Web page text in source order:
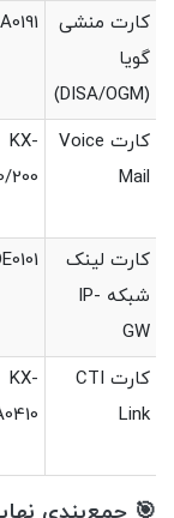
کارت منشی
گویا
(DISA/OGM)
کارت Voice
Mail
KX-
200
کارت لینک
شبکه IP-
GW
کارت CTI
Link
KX-